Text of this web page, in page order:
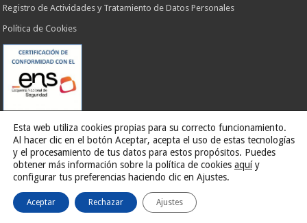
Registro de Actividades y Tratamiento de Datos Personales
Política de Cookies
Web desarrollada porG13 Estudio Creativo
Ilustre Ayuntamiento de El Rosario
Esta web utiliza cookies propias para su correcto funcionamiento.
Al hacer clic en el botón Aceptar, acepta el uso de estas tecnologías
y el procesamiento de tus datos para estos propósitos. Puedes
obtener más información sobre la política de cookies aquíy
configurar tus preferencias haciendo clic en Ajustes.
Aceptar Rechazar Ajustes